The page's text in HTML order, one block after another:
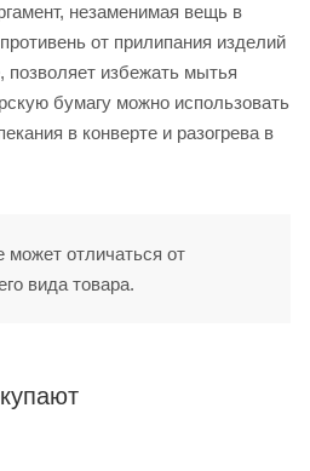
незаменимая вещь в
от прилипания изделий
позволяет избежать мытья
бумагу можно использовать
в конверте и разогрева в
может отличаться от
вида товара.